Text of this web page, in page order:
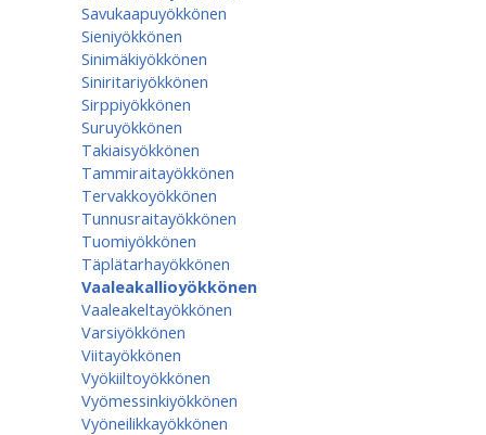
Savukaapuyökkönen
Sieniyökkönen
Sinimäkiyökkönen
Siniritariyökkönen
Sirppiyökkönen
Suruyökkönen
Takiaisyökkönen
Tammiraitayökkönen
Tervakkoyökkönen
Tunnusraitayökkönen
Tuomiyökkönen
Täplätarhayökkönen
Vaaleakallioyökkönen
Vaaleakeltayökkönen
Varsiyökkönen
Viitayökkönen
Vyökiiltoyökkönen
Vyömessinkiyökkönen
Vyöneilikkayökkönen